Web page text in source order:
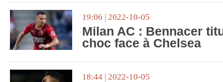
19:06 | 2022-10-05
Milan AC : Bennacer
choc face à Chelsea
18:44 | 2022-10-05